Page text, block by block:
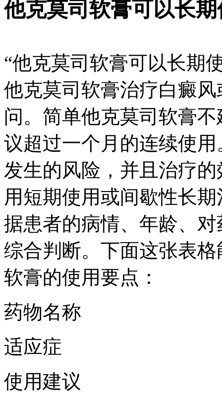
他克莫司软膏可以长
“他克莫司软膏可以长期
他克莫司软膏治疗白癜
问。简单他克莫司软膏
议超过一个月的连续使
发生的风险，并且治疗
用短期使用或间歇性长
据患者的病情、年龄、
综合判断。下面这张表
软膏的使用要点：
药物名称
适应症
使用建议